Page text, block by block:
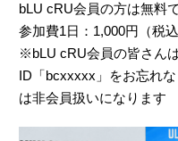
bLU cRU会員の方は無料
参加費1日：1,000円（税
※bLU cRU会員の皆さん
ID「bcxxxxx」をお忘れ
は非会員扱いになります